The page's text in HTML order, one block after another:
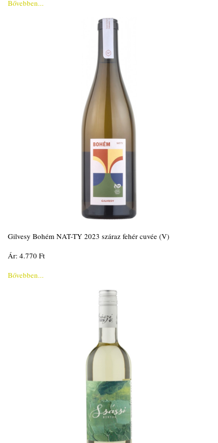
Bővebben...
Gilvesy Bohém NAT-TY 2023 száraz fehér cuvée (V)
Ár: 4.770 Ft
Bővebben...